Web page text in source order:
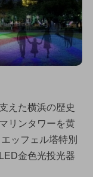
えた横浜の歴史
リンタワーを黄
ッフェル塔特別
金色光投光器